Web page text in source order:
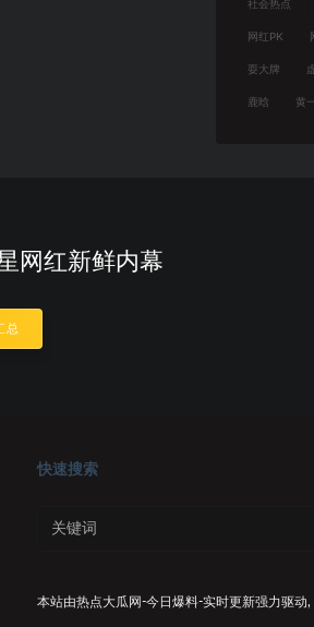
社会热点
网红PK
耍大牌
鹿晗 黄
网红新鲜内幕
总
快速搜索
本站由热点大瓜网-今日爆料-实时更新强力驱动,